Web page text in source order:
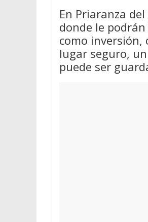
En Priaranza
donde le
como inversión,
lugar seguro,
puede ser